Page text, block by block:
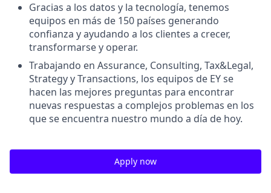
Gracias a los datos y la tecnología, tenemos
equipos en más de 150 países generando
confianza y ayudando a los clientes a crecer,
transformarse y operar.
Trabajando en Assurance, Consulting, Tax&Legal,
Strategy y Transactions, los equipos de EY se
hacen las mejores preguntas para encontrar
nuevas respuestas a complejos problemas en los
que se encuentra nuestro mundo a día de hoy.
Apply now